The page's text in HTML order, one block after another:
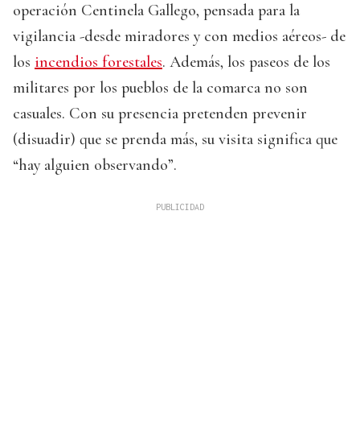
operación Centinela Gallego, pensada para la
vigilancia -desde miradores y con medios aéreos- de
los incendios forestales. Además, los paseos de los
militares por los pueblos de la comarca no son
casuales. Con su presencia pretenden prevenir
(disuadir) que se prenda más, su visita significa que
“hay alguien observando”.